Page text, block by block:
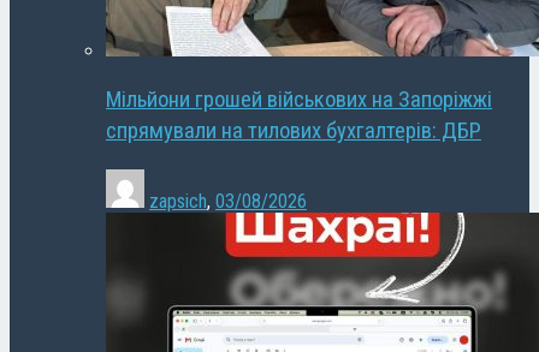
Мільйони грошей військових на Запоріжжі
спрямували на тилових бухгалтерів: ДБР
zapsich, 03/08/2026